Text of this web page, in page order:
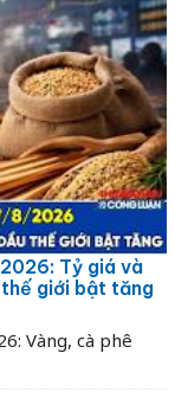
Tỷ giá và
giới bật tăng
Vàng, cà phê